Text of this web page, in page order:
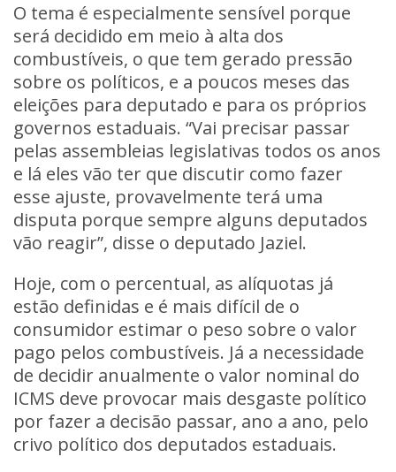
O tema é especialmente sensível porque
será decidido em meio à alta dos
combustíveis, o que tem gerado pressão
sobre os políticos, e a poucos meses das
eleições para deputado e para os próprios
governos estaduais. “Vai precisar passar
pelas assembleias legislativas todos os anos
e lá eles vão ter que discutir como fazer
esse ajuste, provavelmente terá uma
disputa porque sempre alguns deputados
vão reagir”, disse o deputado Jaziel.
Hoje, com o percentual, as alíquotas já
estão definidas e é mais difícil de o
consumidor estimar o peso sobre o valor
pago pelos combustíveis. Já a necessidade
de decidir anualmente o valor nominal do
ICMS deve provocar mais desgaste político
por fazer a decisão passar, ano a ano, pelo
crivo político dos deputados estaduais.